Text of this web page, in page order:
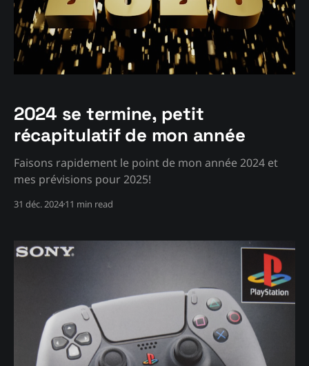
2024 se termine, petit
récapitulatif de mon année
Faisons rapidement le point de mon année 2024 et
mes prévisions pour 2025!
31 déc. 202411 min read